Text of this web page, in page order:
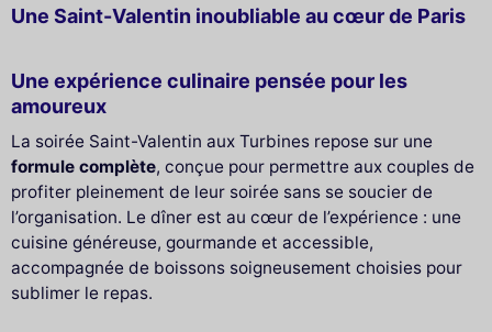
Une Saint-Valentin inoubliable au cœur de Paris
Une expérience culinaire pensée pour les
amoureux
La soirée Saint-Valentin aux Turbines repose sur une
formule complète, conçue pour permettre aux couples de
profiter pleinement de leur soirée sans se soucier de
l’organisation. Le dîner est au cœur de l’expérience : une
cuisine généreuse, gourmande et accessible,
accompagnée de boissons soigneusement choisies pour
sublimer le repas.